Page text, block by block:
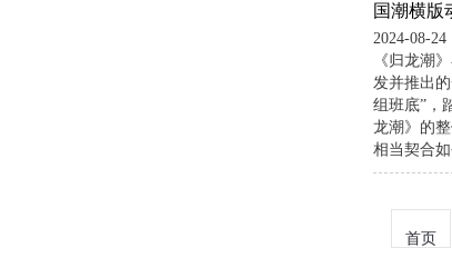
国潮横版
2024-08-24
《归龙潮
发并推出
组班底”，
龙潮》的
相当契合
首页